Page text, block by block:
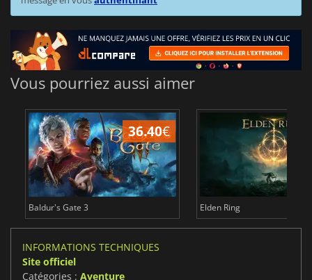
Vous pourriez aussi aimer
36.40€
Baldur's Gate 3 Elden Ring
INFORMATIONS TECHNIQUES
Site officiel
Catégories : Aventure